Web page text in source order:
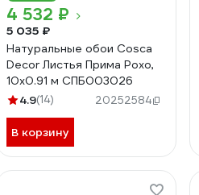
4 532 ₽
5 035 ₽
Натуральные обои Cosca
Decor Листья Прима Рохо,
10x0.91 м СПБ003026
4.9(14) 20252584
В корзину